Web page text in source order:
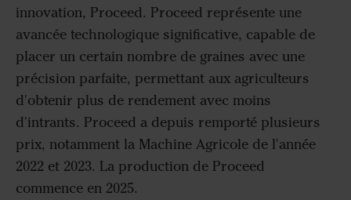
innovation, Proceed. Proceed représente une
avancée technologique significative, capable de
placer un certain nombre de graines avec une
précision parfaite, permettant aux agriculteurs
d'obtenir plus de rendement avec moins
d'intrants. Proceed a depuis remporté plusieurs
prix, notamment la Machine Agricole de l'année
2022 et 2023. La production de Proceed
commence en 2025.